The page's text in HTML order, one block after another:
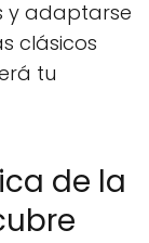
y adaptarse
clásicos
tu
de la